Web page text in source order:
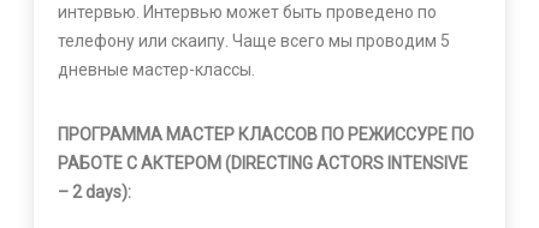
интервью. Интервью может быть проведено по
телефону или скаипу. Чаще всего мы проводим 5
дневные мастер-классы.
ПРОГРАММА МАСТЕР КЛАССОВ ПО РЕЖИССУРЕ ПО
РАБОТЕ С АКТЕРОМ (DIRECTING ACTORS INTENSIVE
– 2 days):